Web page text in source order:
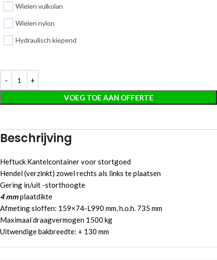
Wielen vulkolan
Wielen nylon
Hydraulisch kiepend
VOEG TOE AAN OFFERTE
Beschrijving
Heftuck Kantelcontainer voor stortgoed
Hendel (verzinkt) zowel rechts als links te plaatsen
Gering in/uit -storthoogte
4 mmplaatdikte
Afmeting sloffen: 159×74-L990 mm, h.o.h. 735 mm
Maximaal draagvermogen 1500 kg
Uitwendige bakbreedte: + 130 mm